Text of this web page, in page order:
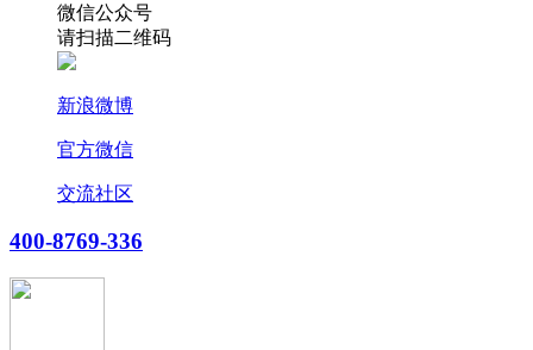
微信公众号
请扫描二维码
新浪微博
官方微信
交流社区
400-8769-336